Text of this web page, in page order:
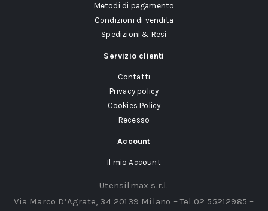
Metodi di pagamento
Condizioni di vendita
Spedizioni & Resi
Servizio clienti
Contatti
Privacy policy
Cookies Policy
Recesso
Account
Il mio Account
Utensilmax s.r.l.
Via Marco D’Agrate, 34 20139 Milano – Tel.02 55212985 –